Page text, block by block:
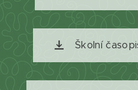
Školní